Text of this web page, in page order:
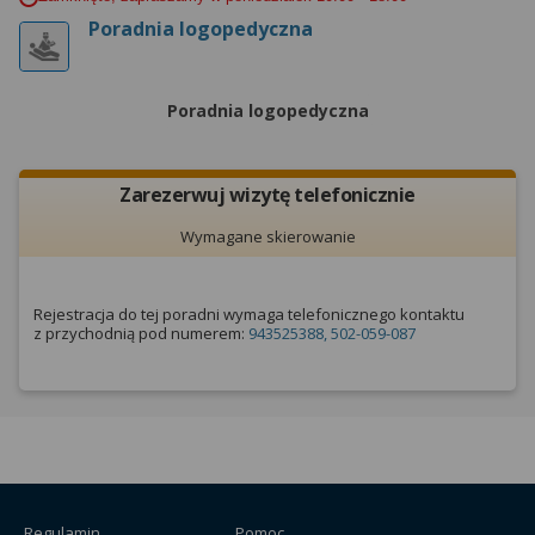
Poradnia logopedyczna
Poradnia logopedyczna
Zarezerwuj wizytę telefonicznie
Wymagane skierowanie
Rejestracja do tej poradni wymaga telefonicznego kontaktu
z przychodnią pod numerem: 943525388, 502-059-087
możesz też wycofać zgodę na przetwarzanie Twoich
danych tylko w niektórych celach. Jeżeli chcesz
konfigurację szczegółową, to możesz tego dokonać
Więcej informacji na temat wykorzystywania
narzędzi zewnętrznych w naszym serwisie
znajdziesz w Regulaminie Serwisu.